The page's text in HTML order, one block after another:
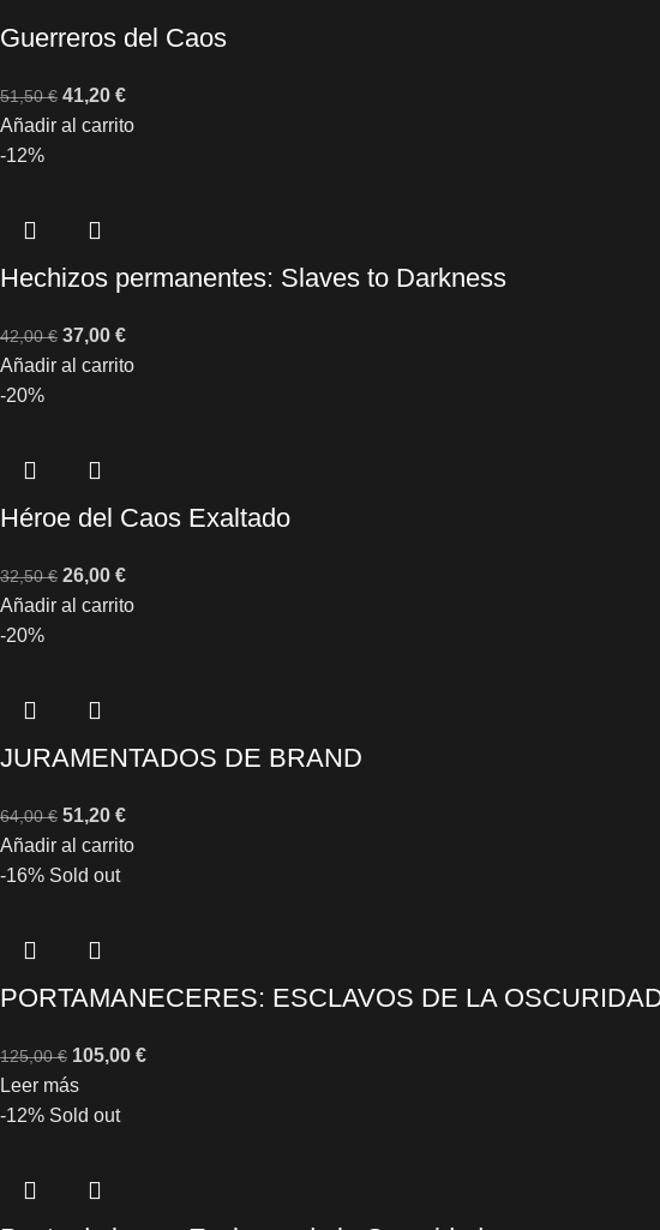
Guerreros del Caos
51,50€ 41,20 €
Añadir al carrito
-12%
Hechizos permanentes: Slaves to Darkness
42,00€ 37,00 €
Añadir al carrito
-20%
Héroe del Caos Exaltado
32,50€ 26,00 €
Añadir al carrito
-20%
JURAMENTADOS DE BRAND
64,00€ 51,20 €
Añadir al carrito
-16% Sold out
PORTAMANECERES: ESCLAVOS DE LA
125,00€ 105,00 €
Leer más
-12% Sold out